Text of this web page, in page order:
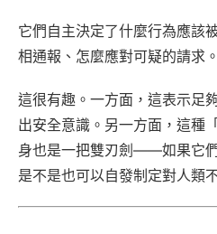
它們自主決定了什麼行為應該
相通報、怎麼應對可疑的請求。
這很有趣。一方面，這表示足
出安全意識。另一方面，這種
身也是一把雙刃劍——如果它
是不是也可以自發制定對人類